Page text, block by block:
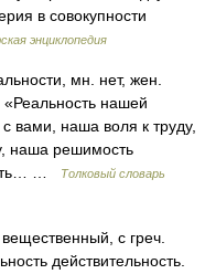
в совокупности
энциклопедия
мн. нет, жен.
нашей
вами, наша воля к труду,
наша решимость
…
Толковый словарь
с греч.
действительность.